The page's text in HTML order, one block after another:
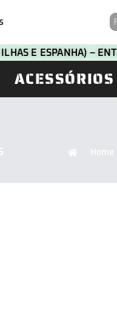
E ESPANHA) –
ACESSÓRIOS
Home